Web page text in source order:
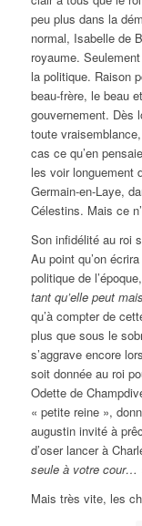
peu plus dans la
normal, Isabelle de
royaume.
la politique. Raison
beau-frère, le beau
gouvernement. Dès
toute
cas ce qu’en
les voir longuement
Germain-en-Laye,
Célestins. Mais ce
Son infidélité au roi
Au point qu’on
politique de
tant qu’elle peut
qu’à compter de
plus que sous le
s’aggrave encore
soit donnée au roi
Odette de
« petite reine »,
augustin invité à
d’oser lancer à
seule à votre cour…
Mais très vite, les